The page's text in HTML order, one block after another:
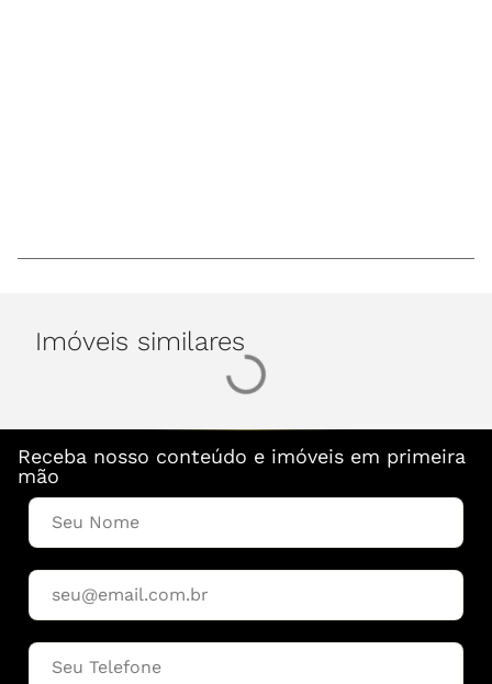
Imóveis similares
Receba nosso conteúdo e imóveis em primeira
mão